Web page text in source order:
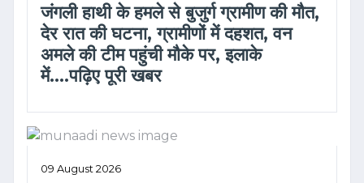
जंगली हाथी के हमले से बुजुर्ग ग्रामीण की मौत,
देर रात की घटना, ग्रामीणों में दहशत, वन
अमले की टीम पहुंची मौके पर, इलाके
में....पढ़िए पूरी खबर
09 August 2026